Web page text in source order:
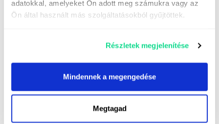
adatokkal, amelyeket Ön adott meg számukra vagy az
Ön által használt más szolgáltatásokból gyűjtöttek.
Részletek megjelenítése
Mindennek a megengedése
Megtagad